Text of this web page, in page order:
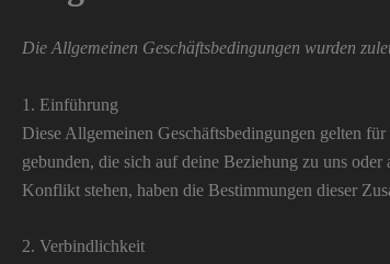
Die Allgemeinen Geschäftsbedingungen wurden
1. Einführung
Diese Allgemeinen Geschäftsbedingungen gelten
gebunden, die sich auf deine Beziehung zu uns
Konflikt stehen, haben die Bestimmungen dieser
2. Verbindlichkeit